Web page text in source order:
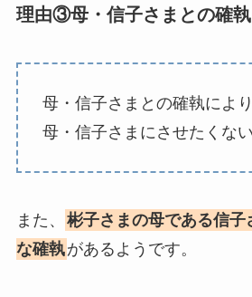
理由③母・信子さまとの確執
母・信子さまとの確執によ
母・信子さまにさせたくない
また、
彬子さまの母である信子
な確執があるようです。